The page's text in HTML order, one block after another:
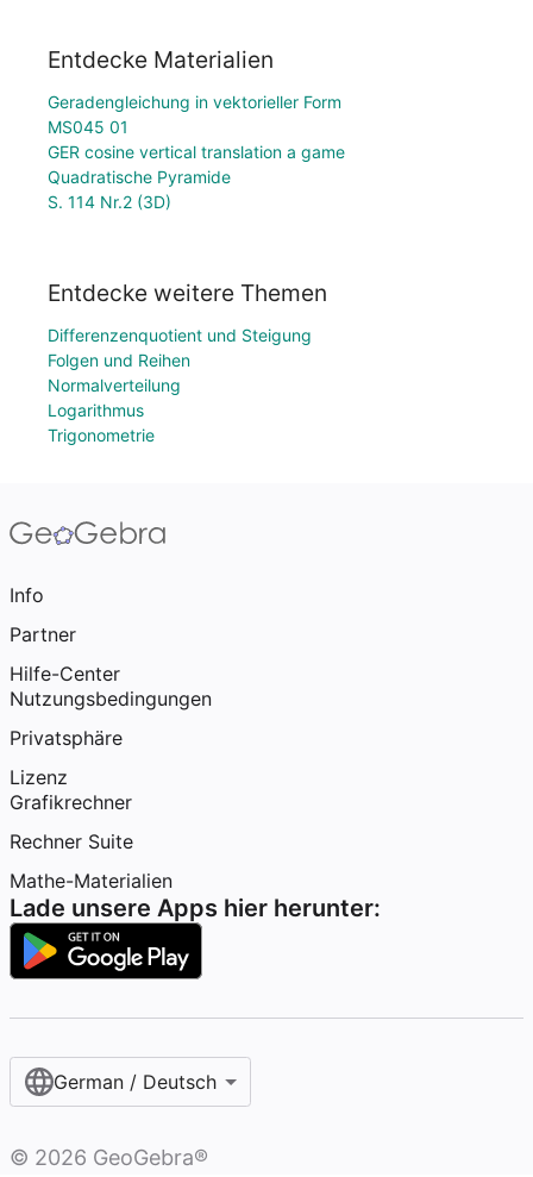
Entdecke Materialien
Geradengleichung in vektorieller Form
MS045 01
GER cosine vertical translation a game
Quadratische Pyramide
S. 114 Nr.2 (3D)
Entdecke weitere Themen
Differenzenquotient und Steigung
Folgen und Reihen
Normalverteilung
Logarithmus
Trigonometrie
Info
Partner
Hilfe-Center
Nutzungsbedingungen
Privatsphäre
Lizenz
Grafikrechner
Rechner Suite
Mathe-Materialien
Lade unsere Apps hier herunter:
German / Deutsch
© 2026 GeoGebra®